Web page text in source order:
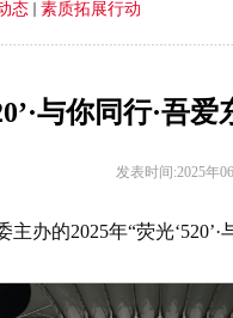
态 素质拓展行动
与你同行·吾
发表时间:2025年
主办的2025年“荧光